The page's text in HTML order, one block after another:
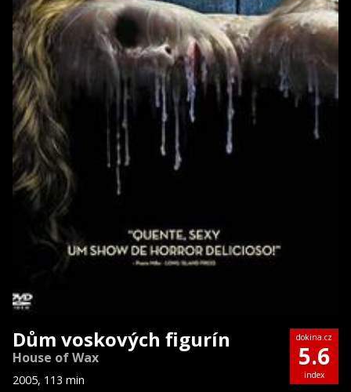
Dům voskových figurín
House of Wax
2005, 113 min
dokina.cz
5.6
index